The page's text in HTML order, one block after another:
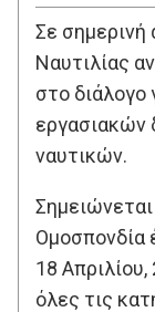
Σε σημερινή
Ναυτιλίας
στο διάλογο
εργασιακών
ναυτικών.
Ομοσπονδία
18
όλες τις